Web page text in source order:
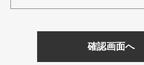
確認画面へ